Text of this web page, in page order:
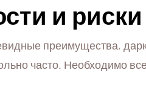
и
преимущества,
часто. Необходимо